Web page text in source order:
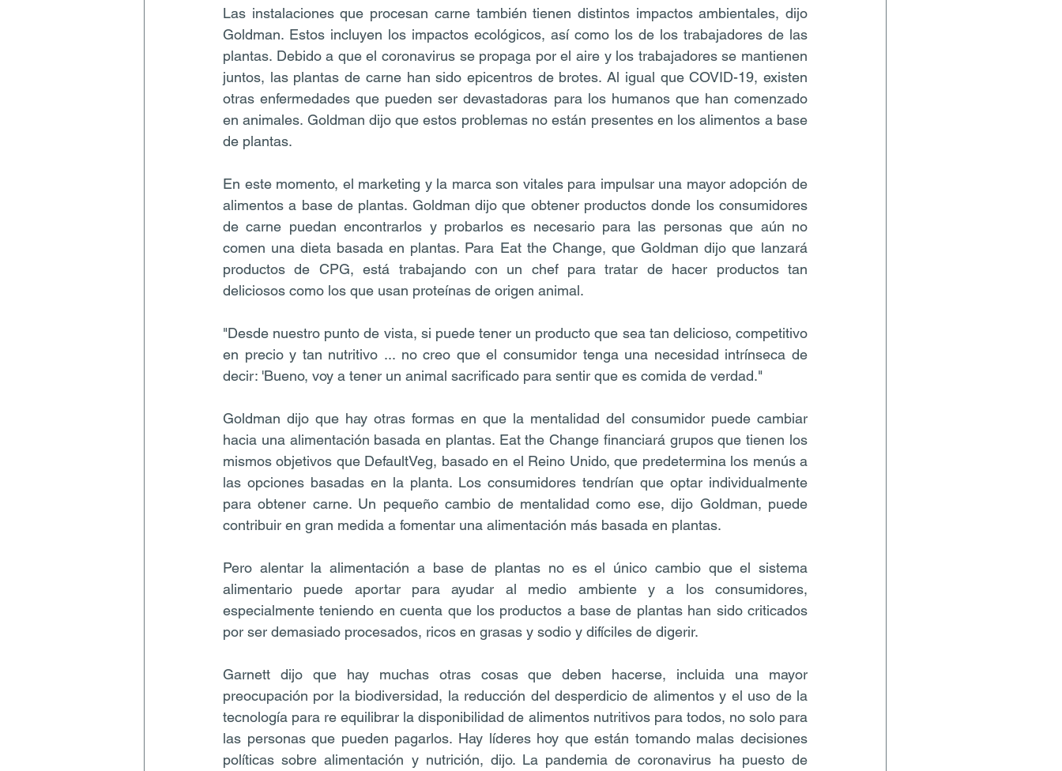
Las instalaciones que procesan carne también tienen distintos impactos ambientales, dijo
Goldman. Estos incluyen los impactos ecológicos, así como los de los trabajadores de las
plantas. Debido a que el coronavirus se propaga por el aire y los trabajadores se mantienen
juntos, las plantas de carne han sido epicentros de brotes. Al igual que COVID-19, existen
otras enfermedades que pueden ser devastadoras para los humanos que han comenzado
en animales. Goldman dijo que estos problemas no están presentes en los alimentos a base
de plantas.
En este momento, el marketing y la marca son vitales para impulsar una mayor adopción de
alimentos a base de plantas. Goldman dijo que obtener productos donde los consumidores
de carne puedan encontrarlos y probarlos es necesario para las personas que aún no
comen una dieta basada en plantas. Para Eat the Change, que Goldman dijo que lanzará
productos de CPG, está trabajando con un chef para tratar de hacer productos tan
deliciosos como los que usan proteínas de origen animal.
"Desde nuestro punto de vista, si puede tener un producto que sea tan delicioso, competitivo
en precio y tan nutritivo ... no creo que el consumidor tenga una necesidad intrínseca de
decir: 'Bueno, voy a tener un animal sacrificado para sentir que es comida de verdad."
Goldman dijo que hay otras formas en que la mentalidad del consumidor puede cambiar
hacia una alimentación basada en plantas. Eat the Change financiará grupos que tienen los
mismos objetivos que DefaultVeg, basado en el Reino Unido, que predetermina los menús a
las opciones basadas en la planta. Los consumidores tendrían que optar individualmente
para obtener carne. Un pequeño cambio de mentalidad como ese, dijo Goldman, puede
contribuir en gran medida a fomentar una alimentación más basada en plantas.
Pero alentar la alimentación a base de plantas no es el único cambio que el sistema
alimentario puede aportar para ayudar al medio ambiente y a los consumidores,
especialmente teniendo en cuenta que los productos a base de plantas han sido criticados
por ser demasiado procesados, ricos en grasas y sodio y difíciles de digerir.
Garnett dijo que hay muchas otras cosas que deben hacerse, incluida una mayor
preocupación por la biodiversidad, la reducción del desperdicio de alimentos y el uso de la
tecnología para re equilibrar la disponibilidad de alimentos nutritivos para todos, no solo para
las personas que pueden pagarlos. Hay líderes hoy que están tomando malas decisiones
políticas sobre alimentación y nutrición, dijo. La pandemia de coronavirus ha puesto de